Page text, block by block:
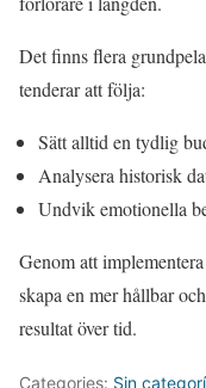
Det finns flera
tenderar att följa:
Sätt alltid en tydlig
Analysera historisk
Undvik emotionella
Genom att
skapa en mer hållbar
resultat över tid.
Categories: Sin